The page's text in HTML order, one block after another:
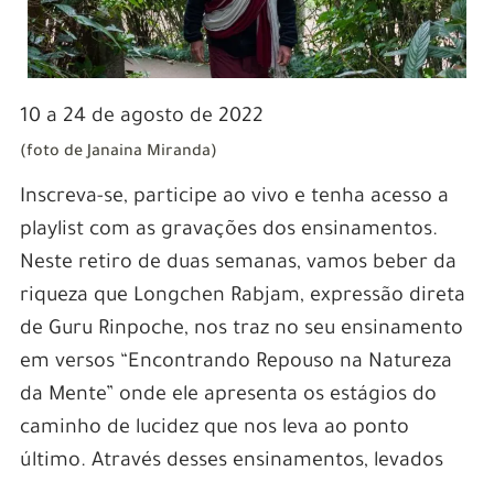
10 a 24 de agosto de 2022
(foto de Janaina Miranda)
Inscreva-se, participe ao vivo e tenha acesso a
playlist com as gravações dos ensinamentos.
Neste retiro de duas semanas, vamos beber da
riqueza que Longchen Rabjam, expressão direta
de Guru Rinpoche, nos traz no seu ensinamento
em versos “Encontrando Repouso na Natureza
da Mente” onde ele apresenta os estágios do
caminho de lucidez que nos leva ao ponto
último. Através desses ensinamentos, levados